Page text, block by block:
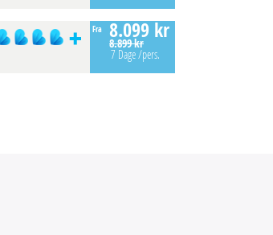
Fra 8.099 kr
8.899 kr
7 Dage/pers.